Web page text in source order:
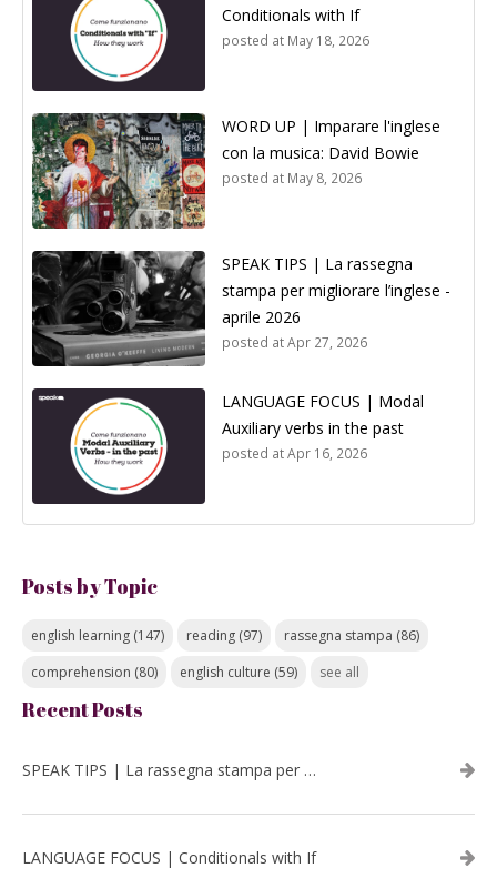
Conditionals with If
posted at May 18, 2026
WORD UP | Imparare l'inglese
con la musica: David Bowie
posted at May 8, 2026
SPEAK TIPS | La rassegna
stampa per migliorare l’inglese -
aprile 2026
posted atApr 27, 2026
LANGUAGE FOCUS | Modal
Auxiliary verbs in the past
posted atApr 16, 2026
Posts by Topic
english learning (147) reading (97) rassegna stampa (86)
comprehension (80) english culture (59) see all
Recent Posts
SPEAK TIPS | La rassegna stampa per migliorare l’inglese - luglio 2026
LANGUAGE FOCUS | Conditionals with If